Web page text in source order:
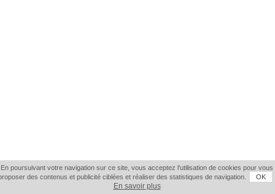
En poursuivant votre navigation sur ce site, vous acceptez l'utilisation de cookies pour vous
des contenus et publicité ciblées et réaliser des statistiques de navigation.
OK
En savoir plus